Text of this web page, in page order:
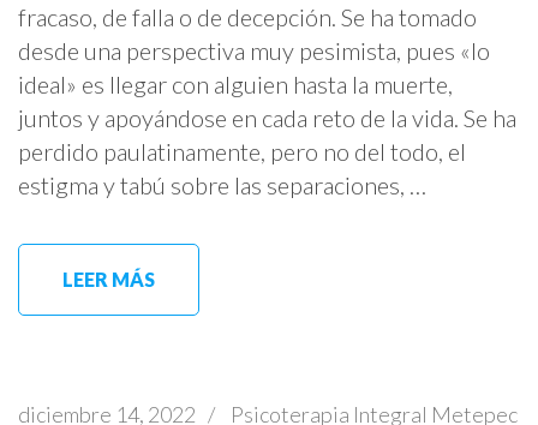
fracaso, de falla o de decepción. Se ha tomado
desde una perspectiva muy pesimista, pues «lo
ideal» es llegar con alguien hasta la muerte,
juntos y apoyándose en cada reto de la vida. Se ha
perdido paulatinamente, pero no del todo, el
estigma y tabú sobre las separaciones, …
LEER MÁS
diciembre 14, 2022 / Psicoterapia Integral Metepec